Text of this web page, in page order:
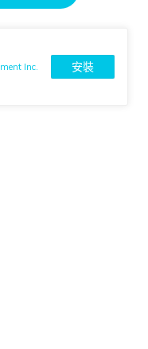
Inc.
安裝